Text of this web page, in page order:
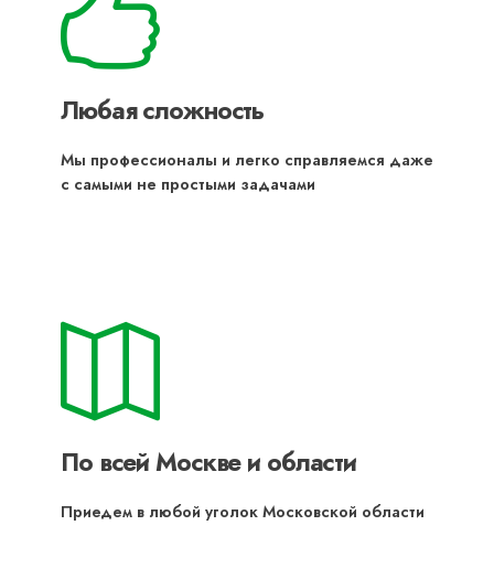
Любая сложность
Мы профессионалы и легко справляемся даже
с самыми не простыми задачами
По всей Москве и области
Приедем в любой уголок Московской области